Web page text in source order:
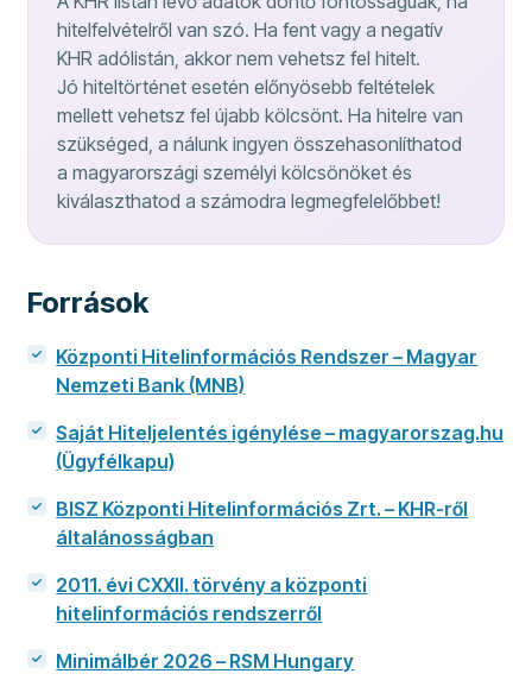
hitelfelvételről van szó. Ha fent vagy a negatív
KHR adólistán, akkor nem vehetsz fel hitelt.
Jó hiteltörténet esetén előnyösebb feltételek
mellett vehetsz fel újabb kölcsönt. Ha hitelre van
szükséged, a nálunk ingyen összehasonlíthatod
a magyarországi személyi kölcsönöket és
kiválaszthatod a számodra legmegfelelőbbet!
Források
Központi Hitelinformációs Rendszer – Magyar
Nemzeti Bank (MNB)
Saját Hiteljelentés igénylése – magyarorszag.hu
(Ügyfélkapu)
BISZ Központi Hitelinformációs Zrt. – KHR-ről
általánosságban
2011. évi CXXII. törvény a központi
hitelinformációs rendszerről
Minimálbér 2026 – RSM Hungary